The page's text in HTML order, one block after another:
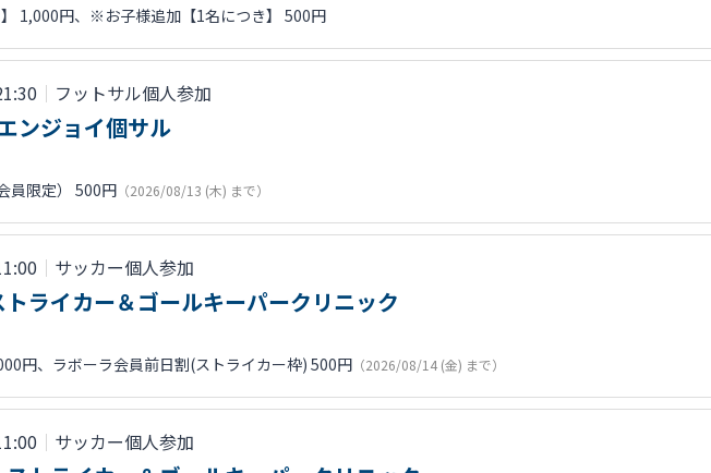
1,000円、※お子様追加【1名につき】 500円
｜ フットサル個人参加
ンジョイ個サル
員限定） 500円 （2026/08/13 (木) まで）
｜ サッカー個人参加
トライカー＆ゴールキーパークリニック
円、ラボーラ会員前日割(ストライカー枠) 500円 （2026/08/14 (金) まで）
｜ サッカー個人参加